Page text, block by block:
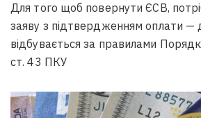
Для того щоб повернути ЄСВ,
заяву з підтвердженням оплати —
відбувається за правилами
ст. 43 ПКУ